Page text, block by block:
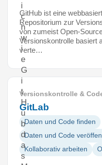
i
c
h
w
i
e
G
i
t
H
u
b
d
a
s
GitHub ist eine
Repositorium zur
von zumeist Open-
Versionskontrolle basiert
verte…
Versionskontrolle &
GitLab
Daten und Code finden
Daten und Code
Kollaborativ arbeiten